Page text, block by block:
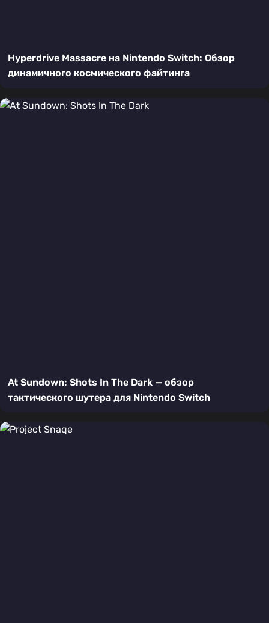
Hyperdrive Massacre на Nintendo Switch: Обзор
динамичного космического файтинга
At Sundown: Shots In The Dark — обзор
тактического шутера для Nintendo Switch